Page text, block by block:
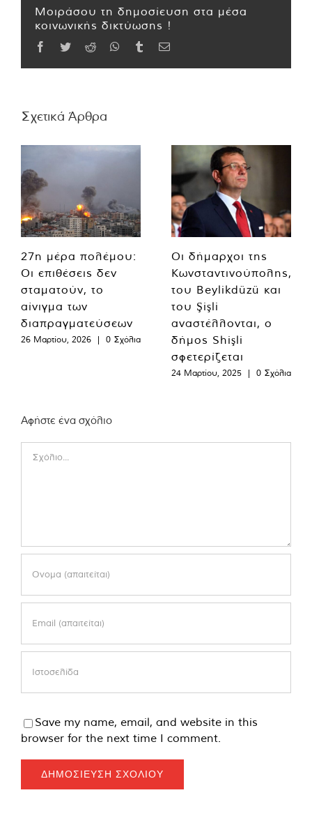
Μοιράσου τη δημοσίευση στα μέσα
κοινωνικής δικτύωσης !
Facebook
TwitterReddit WhatsApp
TumblrEmail
Σχετικά Άρθρα
27η μέρα πολέμου:
Οι επιθέσεις δεν
σταματούν, το
αίνιγμα των
διαπραγματεύσεων
26 Μαρτίου, 2026 | 0 Σχόλια
Οι δήμαρχοι της
Κωνσταντινούπολης,
του Beylikdüzü και
του Şişli
αναστέλλονται, ο
δήμος Shişli
σφετερίζεται
24 Μαρτίου, 2025 | 0 Σχόλια
Αφήστε ένα σχόλιο
Save my name, email, and website in this
browser for the next time I comment.